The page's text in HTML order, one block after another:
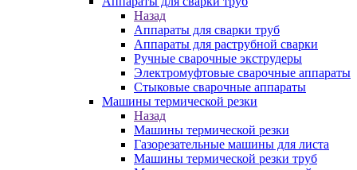
Назад
Аппараты для сварки труб
Аппараты для раструбной сварки
Ручные сварочные экструдеры
Электромуфтовые сварочные аппараты
Стыковые сварочные аппараты
Машины термической резки
Назад
Машины термической резки
Газорезательные машины для листа
Машины термической резки труб